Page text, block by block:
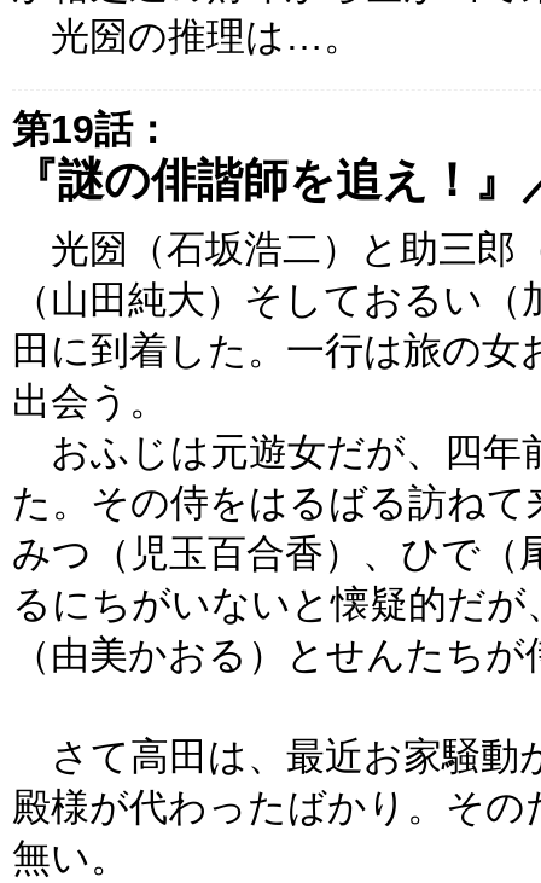
光圀の推理は…。
第19話：
『謎の俳諧師を追え！』
光圀（石坂浩二）と助三郎
（山田純大）そしておるい
田に到着した。一行は旅の女
出会う。
おふじは元遊女だが、四年
た。その侍をはるばる訪ね
みつ（児玉百合香）、ひで
るにちがいないと懐疑的だ
（由美かおる）とせんたち
さて高田は、最近お家騒動
殿様が代わったばかり。そ
無い。